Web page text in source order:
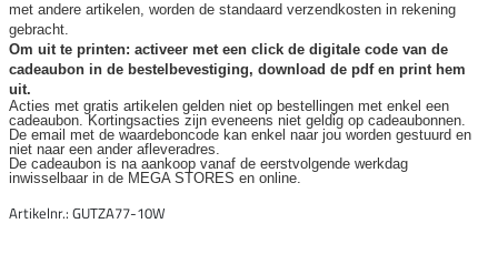
met andere artikelen, worden de standaard verzendkosten in rekening
gebracht.
Om uit te printen: activeer met een click de digitale code van de
cadeaubon in de bestelbevestiging, download de pdf en print hem
uit.
Acties met gratis artikelen gelden niet op bestellingen met enkel een
cadeaubon. Kortingsacties zijn eveneens niet geldig op cadeaubonnen.
De email met de waardeboncode kan enkel naar jou worden gestuurd en
niet naar een ander afleveradres.
De cadeaubon is na aankoop vanaf de eerstvolgende werkdag
inwisselbaar in de MEGA STORES en online.
Artikelnr.: GUTZA77-10W